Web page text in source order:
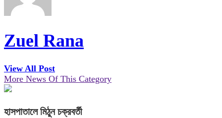
Zuel Rana
View All Post
More News Of This Category
হাসপাতালে মিঠুন চক্রবর্তী